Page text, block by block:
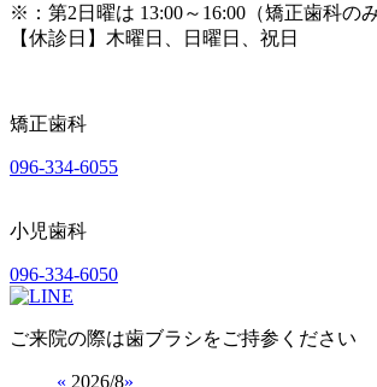
※ ：第2日曜は 13:00～16:00（矯正歯科の
【休診日】木曜日、日曜日、祝日
矯正歯科
096-334-6055
小児歯科
096-334-6050
ご来院の際は歯ブラシをご持参ください
« 2026/8»